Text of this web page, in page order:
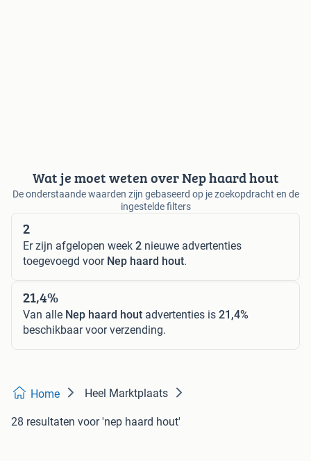
Wat je moet weten over Nep haard hout
De onderstaande waarden zijn gebaseerd op je zoekopdracht en de
ingestelde filters
2
Er zijn afgelopen week 2 nieuwe advertenties
toegevoegd voor Nep haard hout.
21,4%
Van alle Nep haard hout advertenties is 21,4%
beschikbaar voor verzending.
Home Heel Marktplaats
28 resultaten voor 'nep haard hout'